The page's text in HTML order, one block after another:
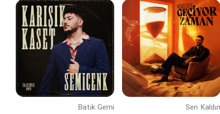
Sen Kaldın
Batık Gemi